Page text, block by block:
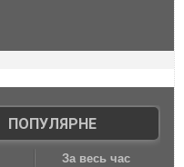
ПОПУЛЯРНЕ
За весь час